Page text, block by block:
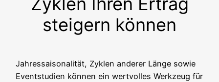
steigern können
Jah­res­sai­so­na­li­tät, Zyklen ande­rer Län­ge sowie
Eventstu­di­en kön­nen ein wert­vol­les Werk­zeug für